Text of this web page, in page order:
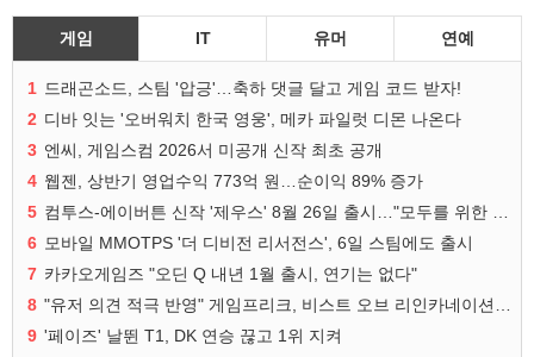
게임 IT 유머 연예
1 드래곤소드, 스팀 '압긍'…축하 댓글 달고 게임 코드 받자!
2 디바 잇는 '오버워치 한국 영웅', 메카 파일럿 디몬 나온다
3 엔씨, 게임스컴 2026서 미공개 신작 최초 공개
4 웹젠, 상반기 영업수익 773억 원…순이익 89% 증가
5
6 모바일 MMOTPS '더 디비전 리서전스', 6일 스팀에도 출시
7 카카오게임즈 "오딘 Q 내년 1월 출시, 연기는 없다"
8
9 '페이즈' 날뛴 T1, DK 연승 끊고 1위 지켜